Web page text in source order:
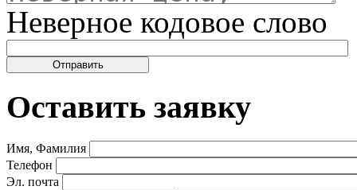
Неверное кодовое слово
Оставить заявку
Имя, Фамилия
Телефон
Эл. почта